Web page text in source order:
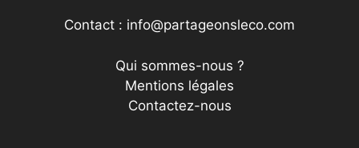
Contact : info@partageonsleco.com
Qui sommes-nous ?
Mentions légales
Contactez-nous